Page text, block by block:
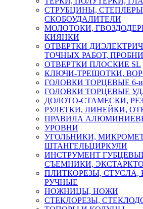
СТРУБЦИНЫ,
СКОБОУДАЛИТЕЛИ
МОЛОТОКИ,
КИЯНКИ
ОТВЕРТКИ
ТОЧНЫХ РАБОТ,
ОТВЕРТКИ ПЛОСКИЕ SL
КЛЮЧИ-ТРЕЩОТКИ,
ГОЛОВКИ ТОРЦЕВЫЕ 6-
ГОЛОВКИ ТОРЦЕВЫЕ
ДОЛОТО-СТАМЕСКИ,
РУЛЕТКИ, ЛИНЕЙКИ,
ПРАВИЛА
УРОВНИ
УГОЛЬНИКИ,
ШТАНГЕЛЬЦИРКУЛИ
ИНСТРУМЕНТ
СЪЕМНИКИ,
ПЛИТКОРЕЗЫ, СТУСЛА,
РУЧНЫЕ
НОЖНИЦЫ, НОЖИ
СТЕКЛОРЕЗЫ,